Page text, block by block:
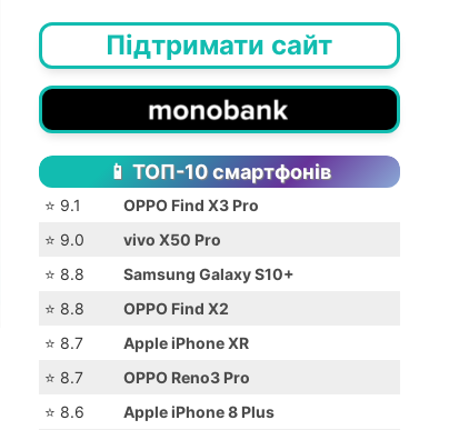
Підтримати сайт
📱 ТОП-10 смартфонів
⭐️ 9.1
OPPO Find X3 Pro
⭐️ 9.0
vivo X50 Pro
⭐️ 8.8
Samsung Galaxy S10+
⭐️ 8.8
OPPO Find X2
⭐️ 8.7
Apple iPhone XR
⭐️ 8.7
OPPO Reno3 Pro
⭐️ 8.6
Apple iPhone 8 Plus